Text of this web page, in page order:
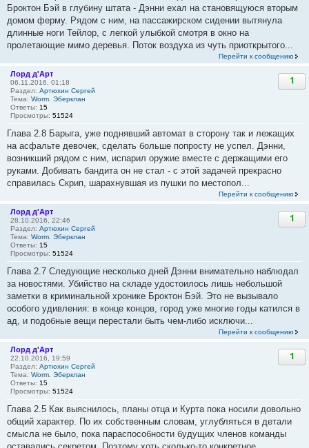
Броктон Бэй в глубину штата - Дэнни ехал на становящуюся вторым
домом ферму. Рядом с ним, на пассажирском сидении вытянула
длинные ноги Тейлор, с легкой улыбкой смотря в окно на
пролетающие мимо деревья. Поток воздуха из чуть приоткрытого...
Перейти к сообщению
Лорд д'Арт
06.11.2016, 01:18
Раздел: Артюхин Сергей
Тема: Worm. Эберклан
Ответы: 15
Просмотры: 51524
1
Глава 2.8 Барыга, уже поднявший автомат в сторону так и лежащих
на асфальте девочек, сделать больше попросту не успел. Дэнни,
возникший рядом с ним, испарил оружие вместе с держащими его
руками. Добивать бандита он не стал - с этой задачей прекрасно
справилась Скрип, шарахнувшая из пушки по местопол...
Перейти к сообщению
Лорд д'Арт
28.10.2016, 22:46
Раздел: Артюхин Сергей
Тема: Worm. Эберклан
Ответы: 15
Просмотры: 51524
1
Глава 2.7 Следующие несколько дней Дэнни внимательно наблюдал
за новостями. Убийство на складе удостоилось лишь небольшой
заметки в криминальной хронике Броктон Бэй. Это не вызывало
особого удивления: в конце концов, город уже многие годы катился в
ад, и подобные вещи перестали быть чем-либо исключи...
Перейти к сообщению
Лорд д'Арт
22.10.2016, 19:59
Раздел: Артюхин Сергей
Тема: Worm. Эберклан
Ответы: 15
Просмотры: 51524
1
Глава 2.5 Как выяснилось, планы отца и Курта пока носили довольно
общий характер. По их собственным словам, углубляться в детали
смысла не было, пока параспособности будущих членов команды